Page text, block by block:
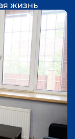
жизнь